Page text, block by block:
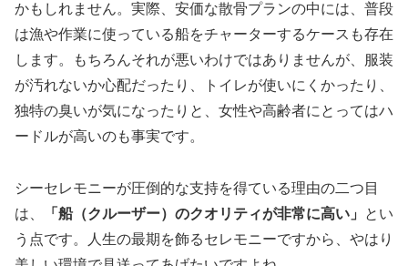
かもしれません。実際、安価な散骨プランの中には、普段
は漁や作業に使っている船をチャーターするケースも存在
します。もちろんそれが悪いわけではありませんが、服装
が汚れないか心配だったり、トイレが使いにくかったり、
独特の臭いが気になったりと、女性や高齢者にとってはハ
ードルが高いのも事実です。
シーセレモニーが圧倒的な支持を得ている理由の二つ目
は、
「船（クルーザー）のクオリティが非常に高い」
とい
う点です。人生の最期を飾るセレモニーですから、やはり